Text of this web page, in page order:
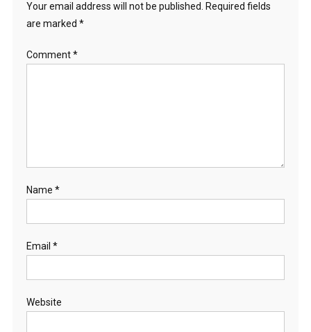
Your email address will not be published. Required fields
are marked *
Comment*
Name *
Email *
Website